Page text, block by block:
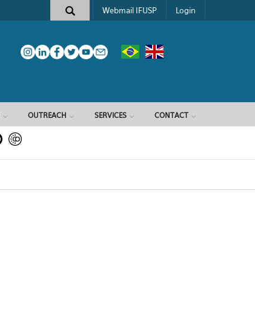
Webmail IFUSP Login
OUTREACH SERVICES CONTACT